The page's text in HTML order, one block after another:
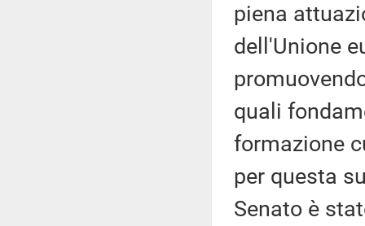
piena
dell'Unione
quali
formazione
per questa
Senato è